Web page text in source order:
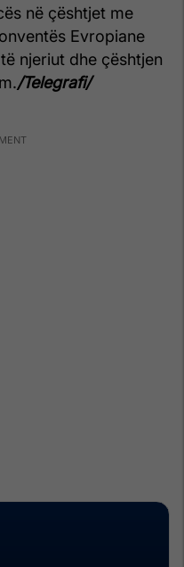
në çështjet me
Evropiane
njeriut dhe çështjen
/Telegrafi/